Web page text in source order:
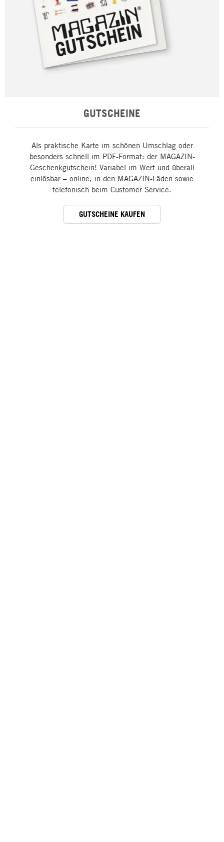
GUTSCHEINE
Als praktische Karte im schönen Umschlag oder
besonders schnell im PDF-Format: der MAGAZIN-
Geschenkgutschein! Variabel im Wert und überall
einlösbar – online, in den MAGAZIN-Läden sowie
telefonisch beim Customer Service.
GUTSCHEINE KAUFEN